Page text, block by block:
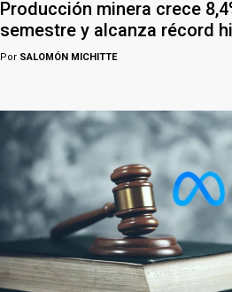
Producción minera crece
semestre y alcanza récord
Por SALOMÓN MICHITTE